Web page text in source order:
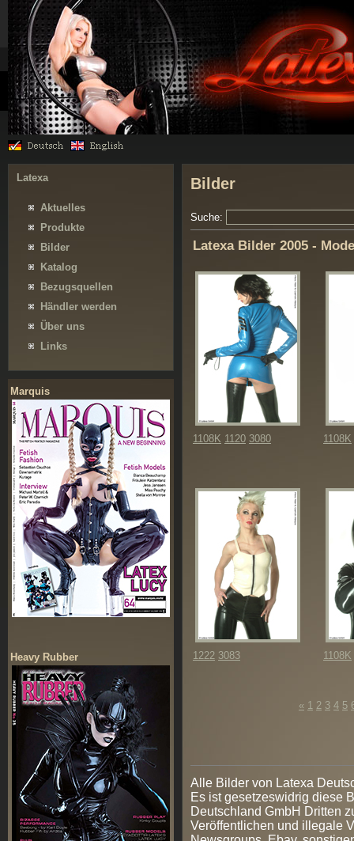
Latexa
Aktuelles
Produkte
Bilder
Katalog
Bezugsquellen
Händler werden
Über uns
Links
Marquis
Heavy Rubber
Bilder
Suche:
Latexa Bilder 2005 - Mode
1108K 1120 3080 1108K
1222 3083 1108K
« 1 2 3 4 5
Alle Bilder von Latexa
Es ist gesetzeswidrig diese
Deutschland GmbH Dritten
Veröffentlichen und illegale